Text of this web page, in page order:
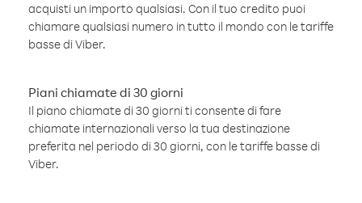
acquisti un importo qualsiasi. Con il tuo credito puoi
chiamare qualsiasi numero in tutto il mondo con le tariffe
basse di Viber.
Piani chiamate di 30 giorni
Il piano chiamate di 30 giorni ti consente di fare
chiamate internazionali verso la tua destinazione
preferita nel periodo di 30 giorni, con le tariffe basse di
Viber.